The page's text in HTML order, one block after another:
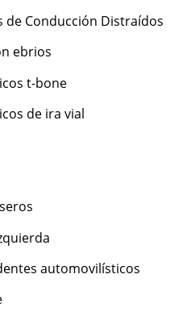
de Conducción Distraídos
ebrios
t-bone
de ira vial
automovilísticos